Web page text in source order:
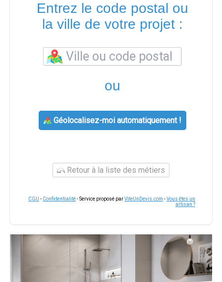
Entrez le code postal ou
la ville de votre projet :
ou
Géolocalisez-moi automatiquement !
Retour à la liste des métiers
CGU - Confidentialité- Service proposé parViteUnDevis.com -Vous êtes un
artisan ?